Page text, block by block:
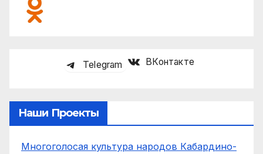
Telegram ВКонтакте
Наши Проекты
Многоголосая культура народов Кабардино-